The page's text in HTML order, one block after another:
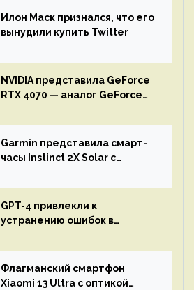
Илон Маск признался, что его
вынудили купить Twitter
NVIDIA представила GeForce
RTX 4070 — аналог GeForce
Garmin представила смарт-
часы Instinct 2X Solar с
GPT-4 привлекли к
устранению ошибок в
остановится до полного
восстановления кода и
объяснит, что пошло не так
Флагманский смартфон
Xiaomi 13 Ultra с оптикой